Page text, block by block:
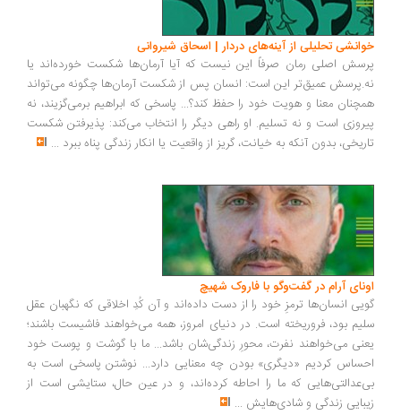
تحلیلی از آینه‌های دردار | اسحاق شیروانی
اصلی رمان صرفاً این نیست که آیا آرمان‌ها شکست خورده‌اند یا
عمیق‌تر این است: انسان پس از شکست آرمان‌ها چگونه می‌تواند
معنا و هویت خود را حفظ کند؟... پاسخی که ابراهیم برمی‌گزیند، نه
است و نه تسلیم. او راهی دیگر را انتخاب می‌کند: پذیرفتن شکست
بدون آنکه به خیانت، گریز از واقعیت یا انکار زندگی پناه ببرد...
آرام در گفت‌وگو با فاروک شهیچ‭
انسان‌ها ترمزِ خود را از دست داده‌اند و آن کُدِ اخلاقی که نگهبان عقل
بود، فروریخته است. در دنیای امروز، همه می‌خواهند فاشیست باشند؛
می‌خواهند نفرت، محورِ زندگی‌شان باشد... ما با گوشت و پوست خود
کردیم «دیگری» بودن چه معنایی دارد... نوشتن پاسخی است به
که ما را احاطه کرده‌اند، و در عین حال، ستایشی است از
زندگی و شادی‌هایش...